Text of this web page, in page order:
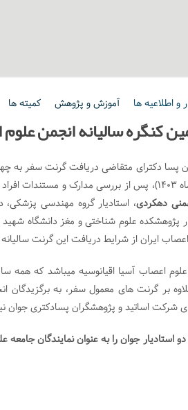
و اطلاعیه ها آموزش و پژوهش کمیته ها
سالیانه انجمن علوم
جوان و محققان پسا دکترای متقاضی دریافت
علوم اعصاب ژاپن ، فوکوئوکا، 24 الی 27 جولای 2024 (3-6 مرداد ماه 1403)،
دهکردی، استادیار گروه مهندسی پزشکی،
پژوهشکده علوم شناختی و مغز دانشگاه
ایران از شرایط دریافت این گرنت
بر گرنت های معمول سفر، به
شرکت اساتید و پژوهشگران پسادکتری جوان
استادیار جوان را به عنوان نمایندگان